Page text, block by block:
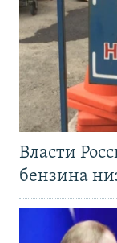
Власти
бензина